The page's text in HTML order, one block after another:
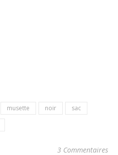
musette noir
sac
3 Commentaires